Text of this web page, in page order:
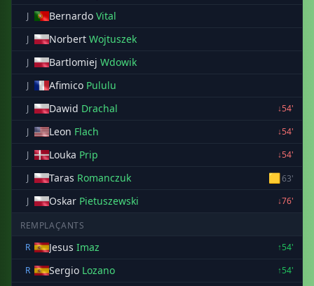
J Bernardo Vital
J Norbert Wojtuszek
J Bartlomiej Wdowik
J Afimico Pululu
J Dawid Drachal
↓54'
J
Leon Flach
↓54'
J
Louka Prip
↓54'
J
Taras Romanczuk 🟨63'
J
Oskar Pietuszewski ↓76'
REMPLAÇANTS
R
Jesus Imaz
↑54'
R
Sergio Lozano
↑54'